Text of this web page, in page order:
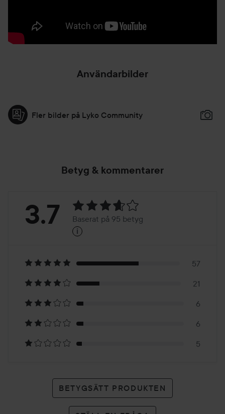
Användarbilder
Fler bilder på Lyko Community
Betyg & kommentarer
Betyg:
Baserat
på
95
betyg
3.7 Baserat på 95 betyg
i
57
21
6
6
5
BETYGSÄTT PRODUKTEN